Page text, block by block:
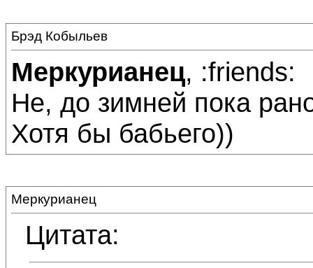
Брэд Кобыльев
Меркурианец, :friends:
Не, до зимней пока
Хотя бы бабьего))
Меркурианец
Цитата: